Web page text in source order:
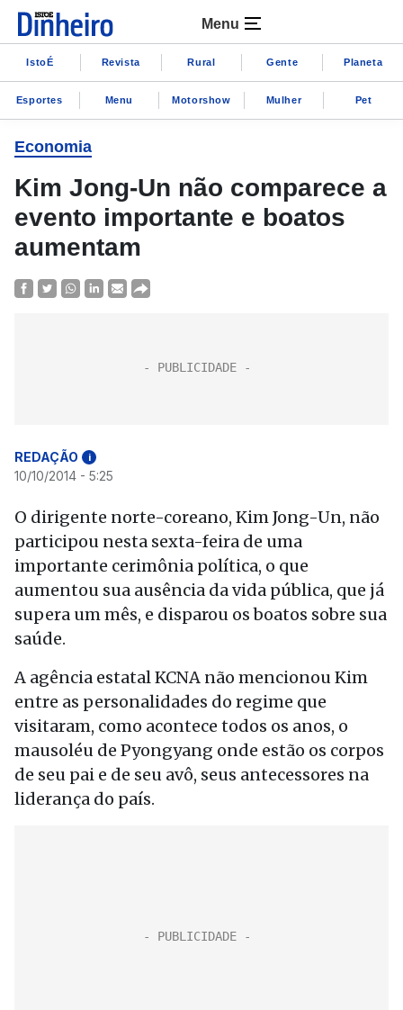
Menu
IstoÉ Revista Rural Gente Planeta
Esportes Menu Motorshow Mulher Pet
Economia
Kim Jong-Un não comparece a
evento importante e boatos
aumentam
REDAÇÃO i
10/10/2014 - 5:25
O dirigente norte-coreano, Kim Jong-Un, não
participou nesta sexta-feira de uma
importante cerimônia política, o que
aumentou sua ausência da vida pública, que já
supera um mês, e disparou os boatos sobre sua
saúde.
A agência estatal KCNA não mencionou Kim
entre as personalidades do regime que
visitaram, como acontece todos os anos, o
mausoléu de Pyongyang onde estão os corpos
de seu pai e de seu avô, seus antecessores na
liderança do país.